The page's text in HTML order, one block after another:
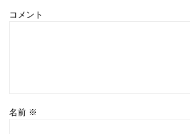
コメント
名前 ※